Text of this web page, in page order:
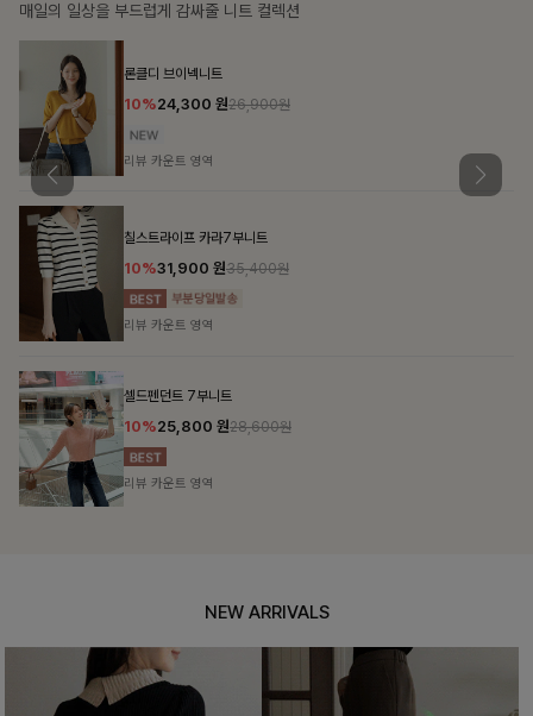
매일의 일상을 부드럽게 감싸줄 니트 컬렉션
론클디 브이넥니트
10%24,300 원26,900원
리뷰 카운트 영역
칠스트라이프 카라7부니트
10%31,900 원35,400원
리뷰 카운트 영역
셀드펜던트 7부니트
10%25,800 원28,600원
리뷰 카운트 영역
NEW ARRIVALS